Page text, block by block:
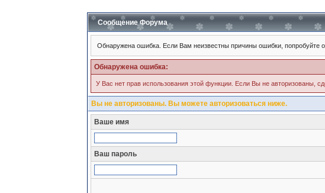
Сообщение Форума
Обнаружена ошибка. Если Вам неизвестны причины ошибки, попробуйте
Обнаружена ошибка:
У Вас нет прав использования этой функции. Если Вы не авторизованы,
Вы не авторизованы. Вы можете авторизоваться ниже.
Ваше имя
Ваш пароль